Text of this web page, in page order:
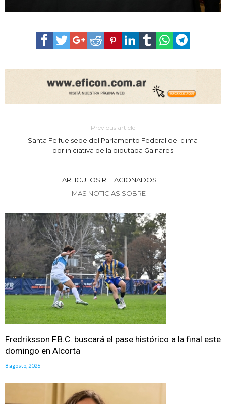
Previous article
Santa Fe fue sede del Parlamento Federal del clima
por iniciativa de la diputada Galnares
ARTICULOS RELACIONADOS
MAS NOTICIAS SOBRE
Fredriksson F.B.C. buscará el pase histórico a la final este
domingo en Alcorta
8 agosto, 2026